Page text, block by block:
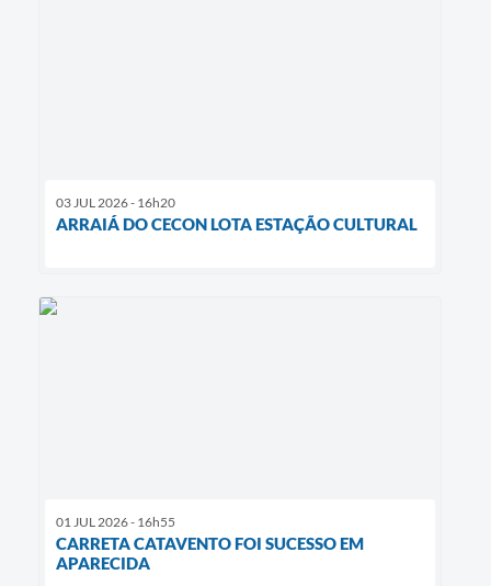
03 JUL 2026 - 16h20
ARRAIÁ DO CECON LOTA ESTAÇÃO CULTURAL
01 JUL 2026 - 16h55
CARRETA CATAVENTO FOI SUCESSO EM
APARECIDA